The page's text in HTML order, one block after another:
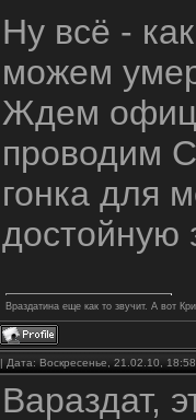
Ну всё -
можем
Ждем
проводим
гонка для
достойную
Враздатина еще как то звучит. А вот
| Дата: Воскресенье, 21.02.10,
Вараздат,